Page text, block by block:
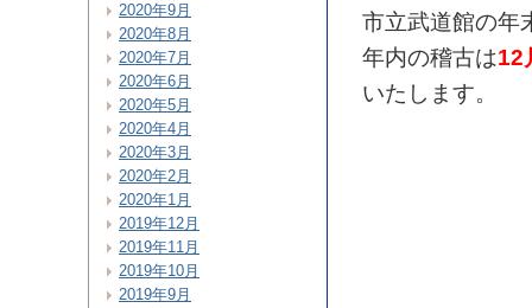
市立武道館の年
年内の稽古は12
いたします。
2020年9月
2020年8月
2020年7月
2020年6月
2020年5月
2020年4月
2020年3月
2020年2月
2020年1月
2019年12月
2019年11月
2019年10月
2019年9月